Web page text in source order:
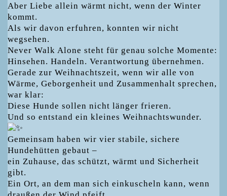
Aber Liebe allein wärmt nicht, wenn der Winter
kommt.
Als wir davon erfuhren, konnten wir nicht
wegsehen.
Never Walk Alone steht für genau solche Momente:
Hinsehen. Handeln. Verantwortung übernehmen.
Gerade zur Weihnachtszeit, wenn wir alle von
Wärme, Geborgenheit und Zusammenhalt sprechen,
war klar:
Diese Hunde sollen nicht länger frieren.
Und so entstand ein kleines Weihnachtswunder.
Gemeinsam haben wir vier stabile, sichere
Hundehütten gebaut –
ein Zuhause, das schützt, wärmt und Sicherheit
gibt.
Ein Ort, an dem man sich einkuscheln kann, wenn